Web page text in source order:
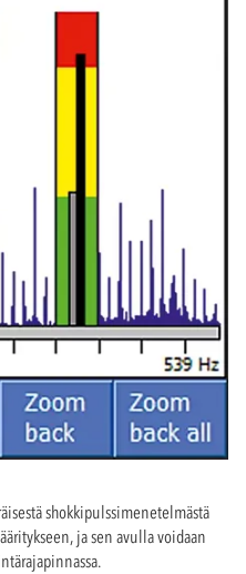
shokkipulssimenetelmästä
ja sen avulla voidaan